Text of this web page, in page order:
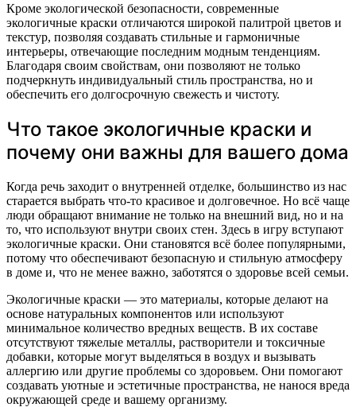
Кроме экологической безопасности, современные
экологичные краски отличаются широкой палитрой цветов и
текстур, позволяя создавать стильные и гармоничные
интерьеры, отвечающие последним модным тенденциям.
Благодаря своим свойствам, они позволяют не только
подчеркнуть индивидуальный стиль пространства, но и
обеспечить его долгосрочную свежесть и чистоту.
Что такое экологичные краски и
почему они важны для вашего дома
Когда речь заходит о внутренней отделке, большинство из нас
старается выбрать что-то красивое и долговечное. Но всё чаще
люди обращают внимание не только на внешний вид, но и на
то, что используют внутри своих стен. Здесь в игру вступают
экологичные краски. Они становятся всё более популярными,
потому что обеспечивают безопасную и стильную атмосферу
в доме и, что не менее важно, заботятся о здоровье всей семьи.
Экологичные краски — это материалы, которые делают на
основе натуральных компонентов или используют
минимальное количество вредных веществ. В их составе
отсутствуют тяжелые металлы, растворители и токсичные
добавки, которые могут выделяться в воздух и вызывать
аллергию или другие проблемы со здоровьем. Они помогают
создавать уютные и эстетичные пространства, не нанося вреда
окружающей среде и вашему организму.